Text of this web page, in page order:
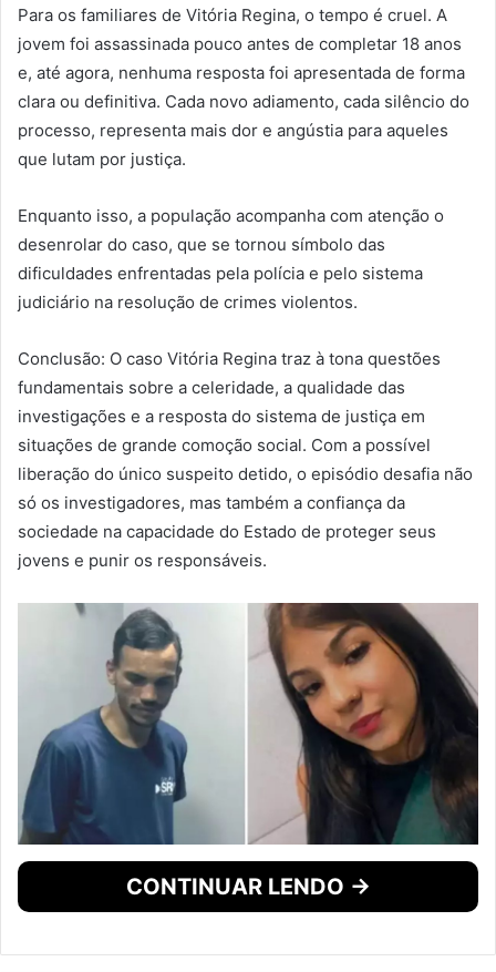
Para os familiares de Vitória Regina, o tempo é cruel. A
jovem foi assassinada pouco antes de completar 18 anos
e, até agora, nenhuma resposta foi apresentada de forma
clara ou definitiva. Cada novo adiamento, cada silêncio do
processo, representa mais dor e angústia para aqueles
que lutam por justiça.
Enquanto isso, a população acompanha com atenção o
desenrolar do caso, que se tornou símbolo das
dificuldades enfrentadas pela polícia e pelo sistema
judiciário na resolução de crimes violentos.
Conclusão: O caso Vitória Regina traz à tona questões
fundamentais sobre a celeridade, a qualidade das
investigações e a resposta do sistema de justiça em
situações de grande comoção social. Com a possível
liberação do único suspeito detido, o episódio desafia não
só os investigadores, mas também a confiança da
sociedade na capacidade do Estado de proteger seus
jovens e punir os responsáveis.
CONTINUAR LENDO →